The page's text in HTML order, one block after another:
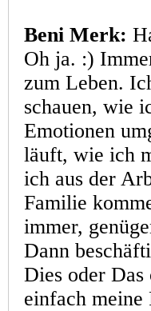
Beni Merk:
Oh ja. :)
zum Leben.
schauen, wie
Emotionen
läuft, wie ich
ich aus der
Familie
immer,
Dann
Dies oder Das
einfach